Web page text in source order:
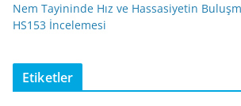
Nem Tayininde Hız ve Hassasiyetin
HS153 İncelemesi
Etiketler